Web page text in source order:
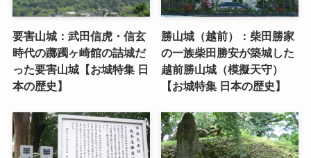
要害山城：武田信虎・信玄
時代の躑躅ヶ崎館の詰城だ
った要害山城【お城特集 日
本の歴史】
勝山城（越前）：柴田勝家
の一族柴田勝安が築城した
越前勝山城（模擬天守）
【お城特集 日本の歴史】